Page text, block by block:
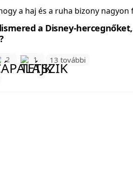
a haj és a ruha bizony nagyon
2 1 13 további